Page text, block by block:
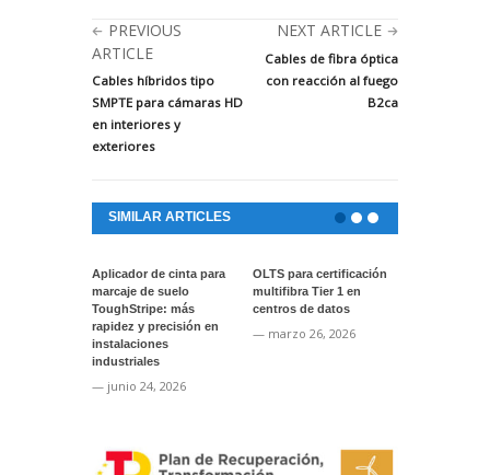
PREVIOUS
ARTICLE
Cables híbridos tipo
SMPTE para cámaras HD
en interiores y
exteriores
NEXT ARTICLE
Cables de fibra óptica
con reacción al fuego
B2ca
SIMILAR ARTICLES
Aplicador de cinta para
marcaje de suelo
ToughStripe: más
rapidez y precisión en
instalaciones
industriales
— junio 24, 2026
OLTS para certificación
multifibra Tier 1 en
centros de datos
— marzo 26, 2026